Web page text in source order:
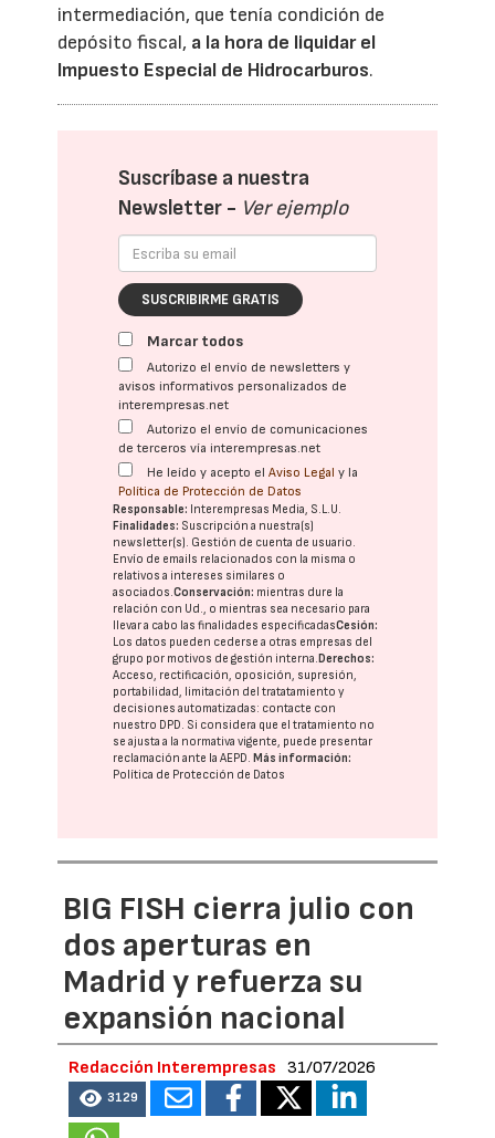
intermediación, que tenía condición de
depósito fiscal, a la hora de liquidar el
Impuesto Especial de Hidrocarburos.
Suscríbase a nuestra
Newsletter - Ver ejemplo
SUSCRIBIRME GRATIS
Marcar todos
Autorizo el envío de newsletters y
avisos informativos personalizados de
interempresas.net
Autorizo el envío de comunicaciones
de terceros vía interempresas.net
He leído y acepto elAviso Legal y la
Política de Protección de Datos
Responsable: Interempresas Media, S.L.U.
Finalidades: Suscripción a nuestra(s)
newsletter(s). Gestión de cuenta de usuario.
Envío de emails relacionados con la misma o
relativos a intereses similares o
asociados.Conservación: mientras dure la
relación con Ud., o mientras sea necesario para
llevar a cabo las finalidades especificadasCesión:
Los datos pueden cederse a otras empresas del
grupo por motivos de gestión interna. Derechos:
Acceso, rectificación, oposición, supresión,
portabilidad, limitación del tratatamiento y
decisiones automatizadas: contacte con
nuestro DPD. Si considera que el tratamiento no
se ajusta a la normativa vigente, puede presentar
reclamación ante laAEPD. Más información:
Política de Protección de Datos
BIG FISH cierra julio con
dos aperturas en
Madrid y refuerza su
expansión nacional
Redacción Interempresas 31/07/2026
3129